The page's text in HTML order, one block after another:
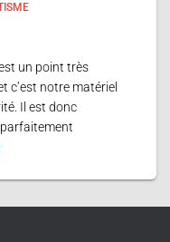
un point très
c’est notre matériel
Il est donc